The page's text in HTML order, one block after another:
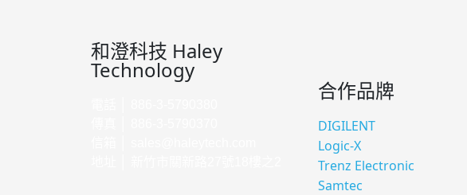
和澄科技 Haley
Technology
合作品牌
DIGILENT
Logic-X
Trenz Electronic
Samtec